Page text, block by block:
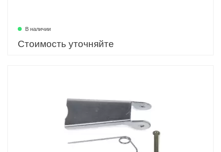
В наличии
Стоимость уточняйте